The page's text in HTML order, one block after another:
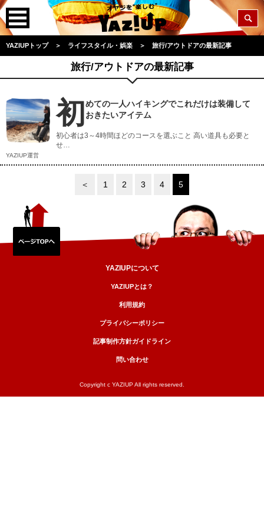
YAZIUPトップ ＞ ライフスタイル・娯楽 ＞ 旅行/アウトドアの最新記事
旅行/アウトドアの最新記事
初 めての一人ハイキングでこれだけは装備して
おきたいアイテム
初心者は3～4時間ほどのコースを選ぶこと 高い道具も必要と
せ…
YAZIUP運営
＜ 1 2 3 4 5
YAZIUPについて
YAZIUPとは？
利用規約
プライバシーポリシー
記事制作方針ガイドライン
問い合わせ
Copyright c YAZIUP All rights reserved.